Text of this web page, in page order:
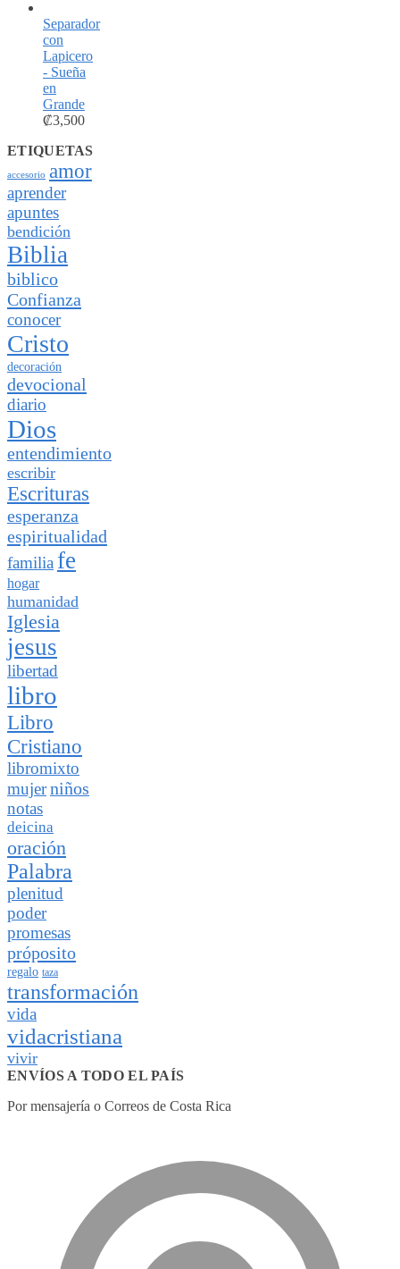
Separador
con
Lapicero
- Sueña
en
Grande
₡3,500
ETIQUETAS
accesorio amor
aprender
apuntes
bendición
Biblia
biblico
Confianza
conocer
Cristo
decoración
devocional
diario
Dios
entendimiento
escribir
Escrituras
esperanza
espiritualidad
familia fe
hogar
humanidad
Iglesia
jesus
libertad
libro
Libro
Cristiano
libromixto
mujerniños
notas
deicina
oración
Palabra
plenitud
poder
promesas
próposito
regalo taza
transformación
vida
vidacristiana
vivir
ENVÍOS A TODO EL PAÍS
Por mensajería o Correos de Costa Rica